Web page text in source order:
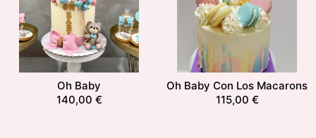
Oh Baby
140,00 €
Oh Baby Con Los Macarons
115,00 €